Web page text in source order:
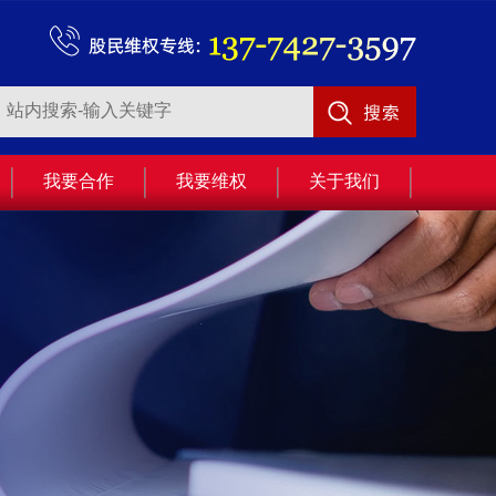
我要合作 我要维权 关于我们